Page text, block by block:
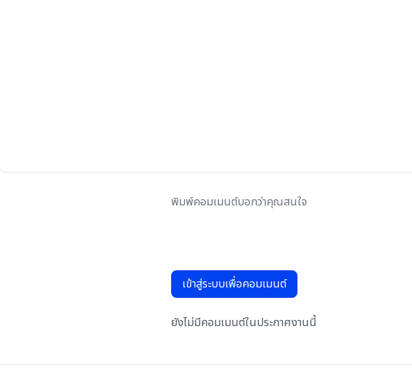
เข้าสู่ระบบเพื่อคอมเมนต์
ยังไม่มีคอมเมนต์ในประกาศงานนี้